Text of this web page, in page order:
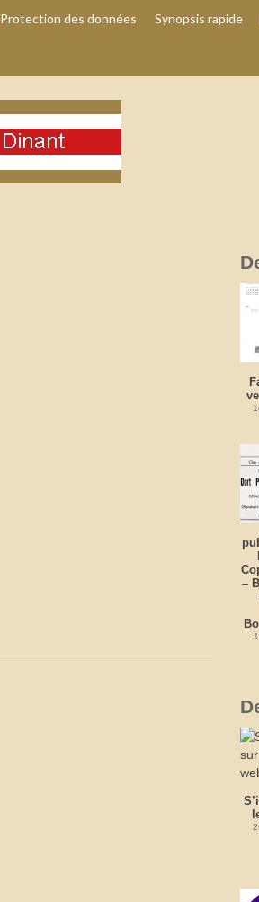
Protection des données Synopsis rapide
–